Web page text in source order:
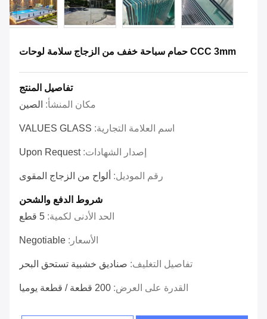
CCC 3mm حمام سباحة خفف من الزجاج سلامة لوحات
تفاصيل المنتج
مكان المنشأ: الصين
اسم العلامة التجارية: VALUES GLASS
إصدار الشهادات:Upon Request
رقم الموديل: ألواح من الزجاج المقوى
شروط الدفع والشحن
الحد الأدنى لكمية: 5 قطع
الأسعار: Negotiable
تفاصيل التغليف: صناديق خشبية تستحق البحر
القدرة على العرض: 200 قطعة / قطعة يوميا